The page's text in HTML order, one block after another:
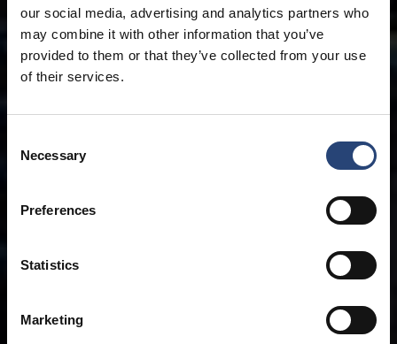
our social media, advertising and analytics partners who
may combine it with other information that you’ve
provided to them or that they’ve collected from your use
of their services.
Selection
Necessary
Preferences
Statistics
Marketing